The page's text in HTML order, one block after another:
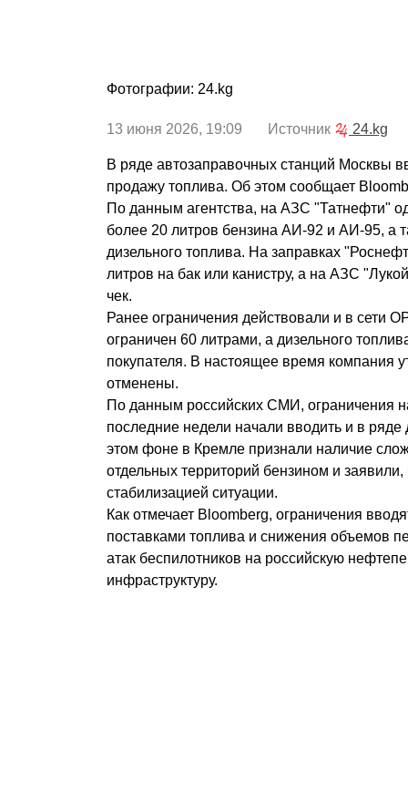
Фотографии: 24.kg
13 июня 2026, 19:09 Источник 24.kg
В ряде автозаправочных станций Москвы
продажу топлива. Об этом сообщает
По данным агентства, на АЗС "Татнефти"
более 20 литров бензина АИ-92 и АИ-95, а
дизельного топлива. На заправках
литров на бак или канистру, а на АЗС
чек.
Ранее ограничения действовали и в сети
ограничен 60 литрами, а дизельного
покупателя. В настоящее время компания
отменены.
По данным российских СМИ, ограничения
последние недели начали вводить и в ряде
этом фоне в Кремле признали наличие
отдельных территорий бензином и
стабилизацией ситуации.
Как отмечает Bloomberg, ограничения
поставками топлива и снижения объемов
атак беспилотников на российскую
инфраструктуру.